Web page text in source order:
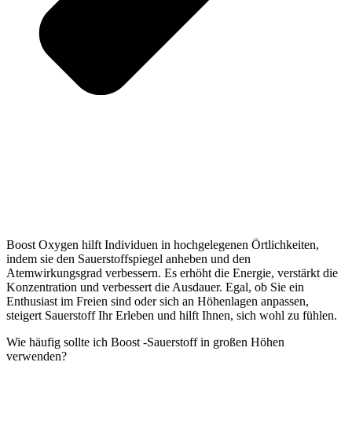
Boost Oxygen hilft Individuen in hochgelegenen Örtlichkeiten,
indem sie den Sauerstoffspiegel anheben und den
Atemwirkungsgrad verbessern. Es erhöht die Energie, verstärkt die
Konzentration und verbessert die Ausdauer. Egal, ob Sie ein
Enthusiast im Freien sind oder sich an Höhenlagen anpassen,
steigert Sauerstoff Ihr Erleben und hilft Ihnen, sich wohl zu fühlen.
Wie häufig sollte ich Boost -Sauerstoff in großen Höhen
verwenden?